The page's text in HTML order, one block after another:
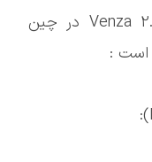
قیمت FOBتویوتا Venza 2.0L CVT 2WD در چین
است :